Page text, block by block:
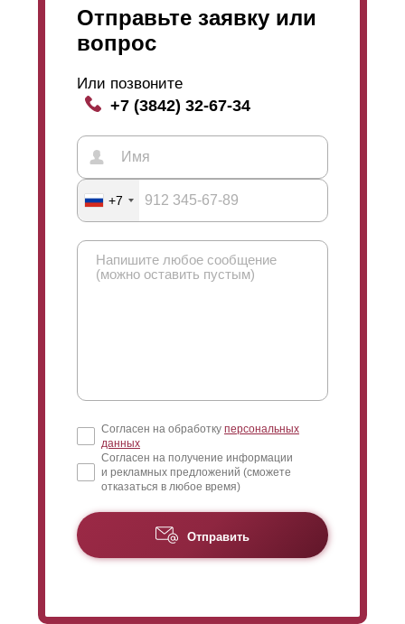
порошковое покрытие из данного материала стоит
полиэстер
Отправьте заявку или
вопрос
Или позвоните
+7 (3842) 32-67-34
+7
Согласен на обработку персональных
данных
Согласен на получение информации
и рекламных предложений (сможете
отказаться в любое время)
Отправить